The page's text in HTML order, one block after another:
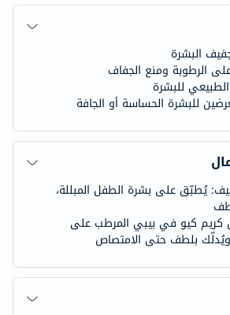
البشرة
الرطوبة ومنع الجفاف
للبشرة
للبشرة الحساسة أو الجافة
يُطبّق على بشرة الطفل المبللة،
كريم كيو في بيبي المرطب على
بلطف حتى الامتصاص